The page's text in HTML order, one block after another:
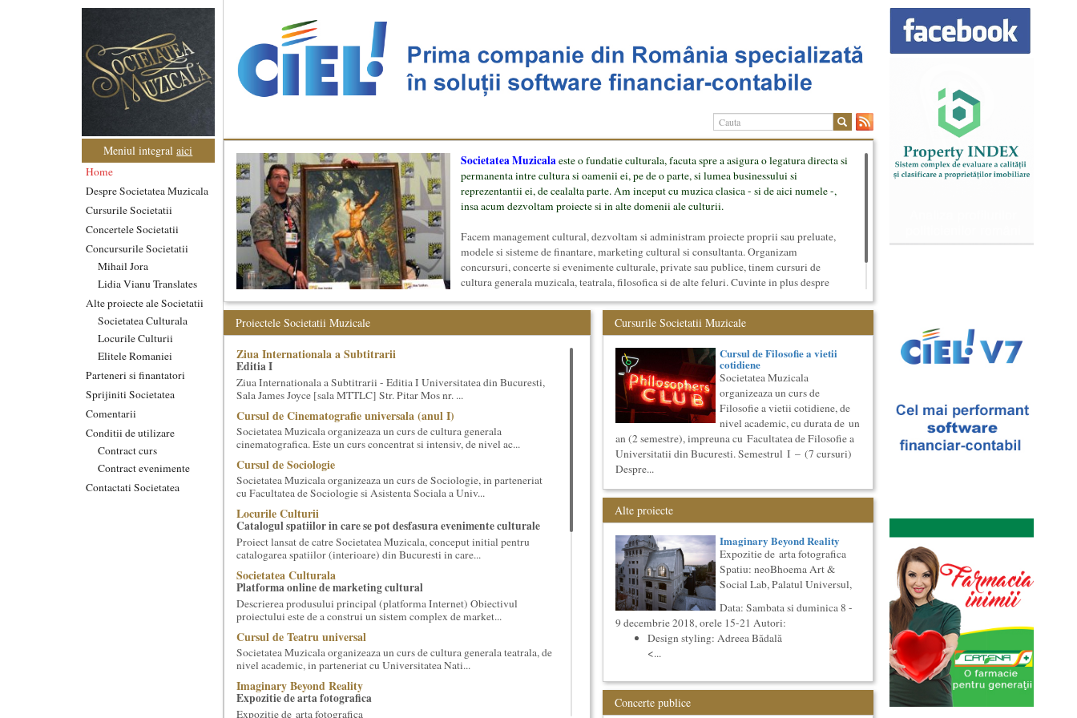
Meniul integralaici
Home
Despre Societatea Muzicala
Cursurile Societatii
Concertele Societatii
Concursurile Societatii
Mihail Jora
Lidia Vianu Translates
Alte proiecte ale Societatii
Societatea Culturala
Locurile Culturii
Elitele Romaniei
Parteneri si finantatori
Sprijiniti Societatea
Comentarii
Conditii de utilizare
Contract curs
Contract evenimente
Contactati Societatea
Societatea Muzicalaeste o fundatie culturala, facuta spre a asigura o legatura directa si
permanenta intre cultura si oamenii ei, pe de o parte, si lumea businessului si
reprezentantii ei, de cealalta parte. Am inceput cu muzica clasica - si de aici numele -,
insa acum dezvoltam proiecte si in alte domenii ale culturii.
Facem management cultural, dezvoltam si administram proiecte proprii sau preluate,
modele si sisteme de finantare, marketing cultural si consultanta. Organizam
concursuri, concerte si evenimente culturale, private sau publice, tinem cursuri de
cultura generala muzicala, teatrala, filosofica si de alte feluri. Cuvinte in plus despre
mai jos.
Proiectele Societatii Muzicale
Ziua Internationala a Subtitrarii
Editia I
Ziua Internationala a Subtitrarii - Editia I Universitatea din Bucuresti,
Sala James Joyce [sala MTTLC] Str. Pitar Mos nr. ...
Cursul de Cinematografie universala (anul I)
Societatea Muzicala organizeaza un curs de cultura generala
cinematografica. Este un curs concentrat si intensiv, de nivel ac...
Cursul de Sociologie
Societatea Muzicala organizeaza un curs de Sociologie, in parteneriat
cu Facultatea de Sociologie si Asistenta Sociala a Univ...
Locurile Culturii
Catalogul spatiilor in care se pot desfasura evenimente culturale
Proiect lansat de catre Societatea Muzicala, conceput initial pentru
catalogarea spatiilor (interioare) din Bucuresti in care...
Societatea Culturala
Platforma online de marketing cultural
Descrierea produsului principal (platforma Internet) Obiectivul
proiectului este de a construi un sistem complex de market...
Cursul de Teatru universal
Societatea Muzicala organizeaza un curs de cultura generala teatrala, de
nivel academic, in parteneriat cu Universitatea Nati...
Imaginary Beyond Reality
Expozitie de arta fotografica
Expozitie de arta fotografica
Cursurile Societatii Muzicale
Cursul de Filosofie a vietii
cotidiene
Societatea Muzicala
organizeaza un curs de
Filosofie a vietii cotidiene, de
nivel academic, cu durata de un
an (2 semestre), impreuna cu Facultatea de Filosofie a
Universitatii din Bucuresti. Semestrul I – (7 cursuri)
Despre...
Alte proiecte
Imaginary Beyond Reality
Expozitie de arta fotografica
Spatiu: neoBhoema Art &
Social Lab, Palatul Universul,
Data: Sambata si duminica 8 -
9 decembrie 2018, orele 15-21 Autori:
Design styling: Adreea Bădală
<...
Concerte publice